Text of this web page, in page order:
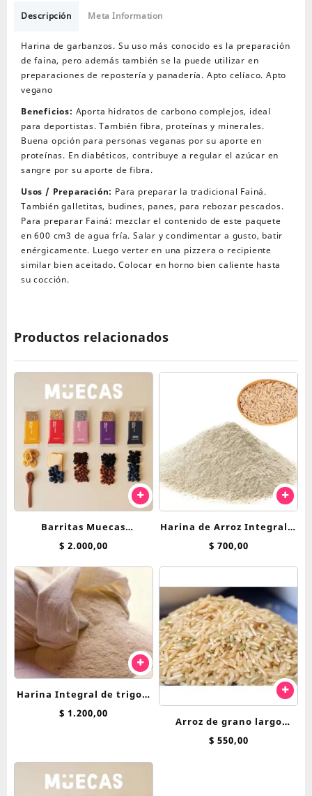
cantidad
Descripción Meta Information
Harina de garbanzos. Su uso más conocido es la preparación
de faina, pero además también se la puede utilizar en
preparaciones de repostería y panadería. Apto celíaco. Apto
vegano
Beneficios: Aporta hidratos de carbono complejos, ideal
para deportistas. También fibra, proteínas y minerales.
Buena opción para personas veganas por su aporte en
proteínas. En diabéticos, contribuye a regular el azúcar en
sangre por su aporte de fibra.
Usos / Preparación: Para preparar la tradicional Fainá.
También galletitas, budines, panes, para rebozar pescados.
Para preparar Fainá: mezclar el contenido de este paquete
en 600 cm3 de agua fría. Salar y condimentar a gusto, batir
enérgicamente. Luego verter en una pizzera o recipiente
similar bien aceitado. Colocar en horno bien caliente hasta
su cocción.
Productos relacionados
Barritas Muecas
Arandanos y Pasas Sin
$ 2.000,00
Harina de Arroz Integral x
250 grs
$ 700,00
Harina Integral de trigo 1
Kg
$ 1.200,00
Arroz de grano largo
integral x 250 grs
$ 550,00